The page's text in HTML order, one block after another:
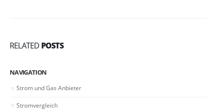
RELATED POSTS
NAVIGATION
Strom und Gas Anbieter
Stromvergleich